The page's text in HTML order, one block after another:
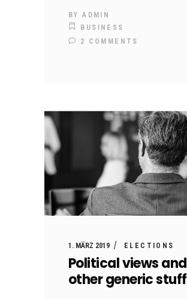
BYADMIN
BUSINESS
2 COMMENTS
1. MÄRZ 2019 ELECTIONS
Political views and
other generic stuff